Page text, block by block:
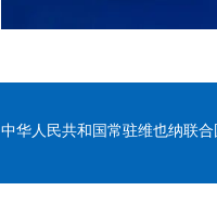
中华人民共和国常驻维也纳联